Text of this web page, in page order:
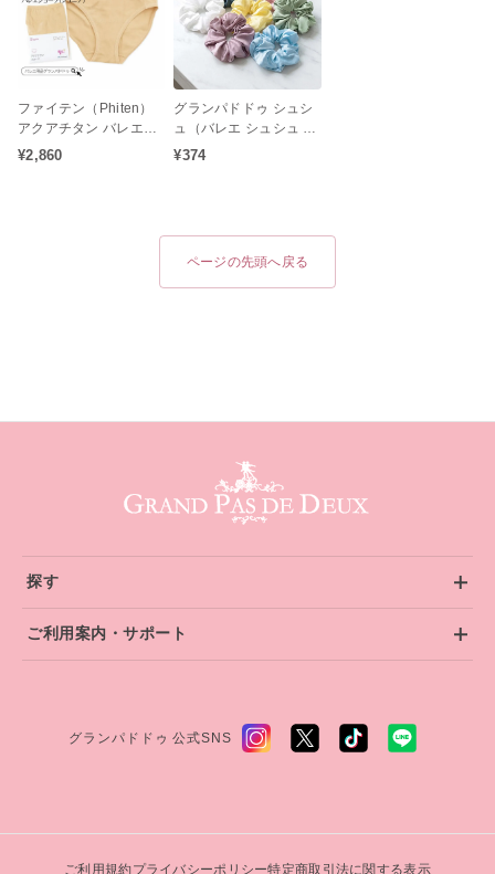
ファイテン（Phiten）
アクアチタン バレエシ
ョーツ（ジュニアショ
ーツ 子どもサイズ）ア
¥2,860
グランパドドゥ シュシ
ュ（バレエ シュシュ サ
テン お団子 ギフト 子供
¥374
ページの先頭へ戻る
探す
ご利用案内・サポート
グランパドドゥ 公式SNS
ご利用規約プライバシーポリシー特定商取引法に関する表示